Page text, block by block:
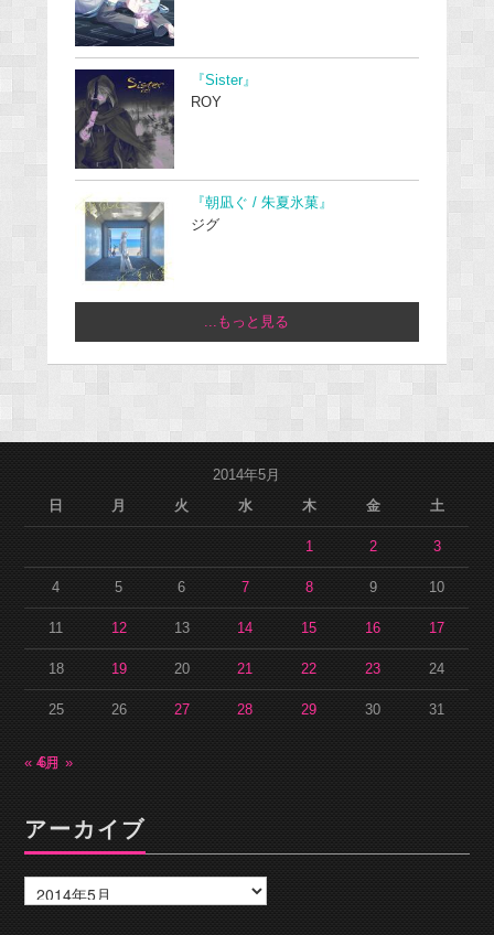
『Sister』
ROY
『朝凪ぐ / 朱夏氷菓』
ジグ
...もっと見る
2014年5月
日
月 火 水 木 金 土
1 2 3
4 5 6 7 8 9 10
11 12 13 14 15 16 17
18 19 20 21 22 23 24
25 26 27 28 29 30 31
« 4月6月 »
アーカイブ
ー
カ